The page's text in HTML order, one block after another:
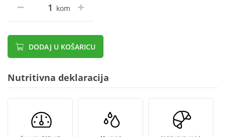
kom
DODAJ U KOŠARICU
Nutritivna deklaracija